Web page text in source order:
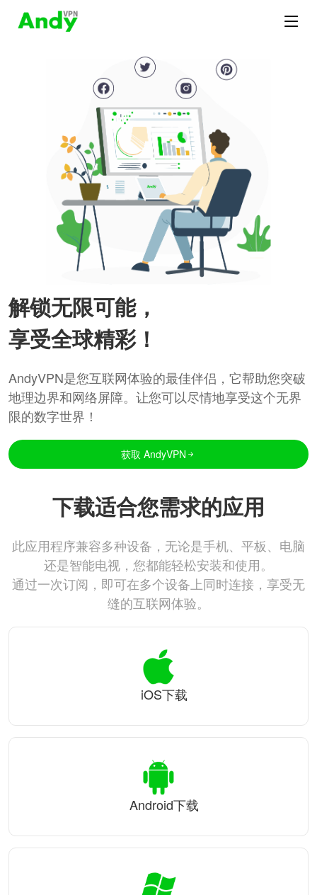
解锁无限可能，
享受全球精彩！
AndyVPN是您互联网体验的最佳伴侣，它帮助您突破
地理边界和网络屏障。让您可以尽情地享受这个无界
限的数字世界！
获取 AndyVPN
下载适合您需求的应用
此应用程序兼容多种设备，无论是手机、平板、电脑
还是智能电视，您都能轻松安装和使用。
通过一次订阅，即可在多个设备上同时连接，享受无
缝的互联网体验。
iOS下载
Android下载